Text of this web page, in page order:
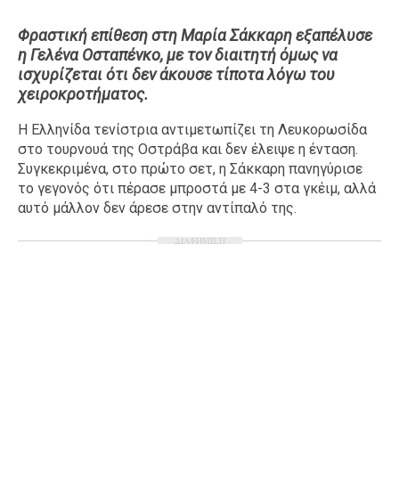
Food
Body+Mind
Ταξίδια
Style
Σπίτι
Family
Σχέσεις
Φραστική επίθεση στη Μαρία Σάκκαρη εξαπέλυσε
η Γελένα Οσταπένκο, με τον διαιτητή όμως να
ισχυρίζεται ότι δεν άκουσε τίποτα λόγω του
χειροκροτήματος.
Η Ελληνίδα τενίστρια αντιμετωπίζει τη Λευκορωσίδα
στο τουρνουά της Οστράβα και δεν έλειψε η ένταση.
Συγκεκριμένα, στο πρώτο σετ, η Σάκκαρη πανηγύρισε
το γεγονός ότι πέρασε μπροστά με 4-3 στα γκέιμ, αλλά
αυτό μάλλον δεν άρεσε στην αντίπαλό της.
ΔΙΑΦΗΜΙΣΗ